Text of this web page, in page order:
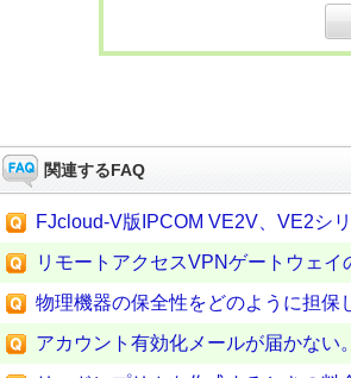
関連するFAQ
FJcloud-V版IPCOM VE2V、VE2シ
リモートアクセスVPNゲートウェ
物理機器の保全性をどのように担保
アカウント有効化メールが届かない